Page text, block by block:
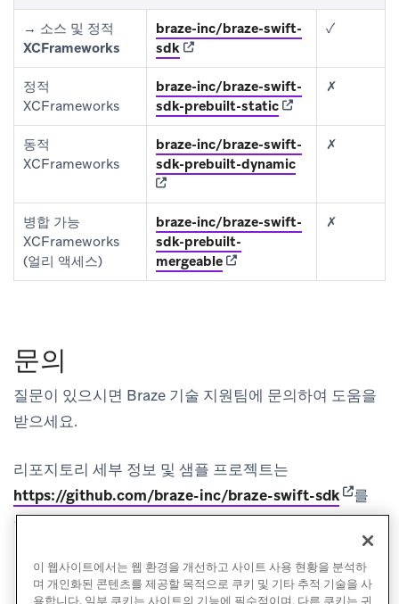
→ 소스 및 정적
XCFrameworks
braze-inc/braze-swift-
sdk (opens in new tab)
✓
정적
XCFrameworks
braze-inc/braze-swift-
sdk-prebuilt-static(opens in new tab)
✗
동적
XCFrameworks
braze-inc/braze-swift-
sdk-prebuilt-dynamic(opens in new
✗
병합 가능
XCFrameworks
(얼리 액세스)
braze-inc/braze-swift-
sdk-prebuilt-
mergeable(opens in new tab)
✗
문의
질문이 있으시면 Braze 기술 지원팀에 문의하여 도움을
받으세요.
리포지토리 세부 정보 및 샘플 프로젝트는
https://github.com/braze-inc/braze-swift-sdk(opens
를
참조하세요.
이 웹사이트에서는 웹 환경을 개선하고 사이트 사용 현황을 분석하
며 개인화된 콘텐츠를 제공할 목적으로 쿠키 및 기타 추적 기술을 사